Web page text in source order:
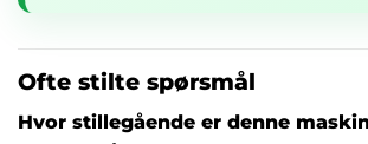
Ofte stilte spørsmål
Hvor stillegående er denne